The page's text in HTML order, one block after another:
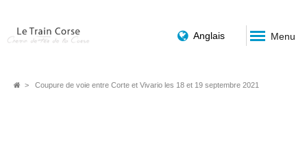
Anglais Menu
Breadcrumb
Coupure de voie entre Corte et Vivario les 18 et 19 septembre 2021